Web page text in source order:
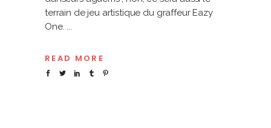
terrain de jeu artistique du graffeur Eazy
One.
READ MORE